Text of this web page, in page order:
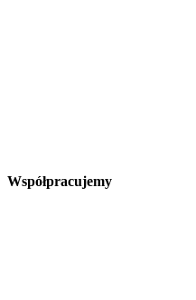
Współpracujemy